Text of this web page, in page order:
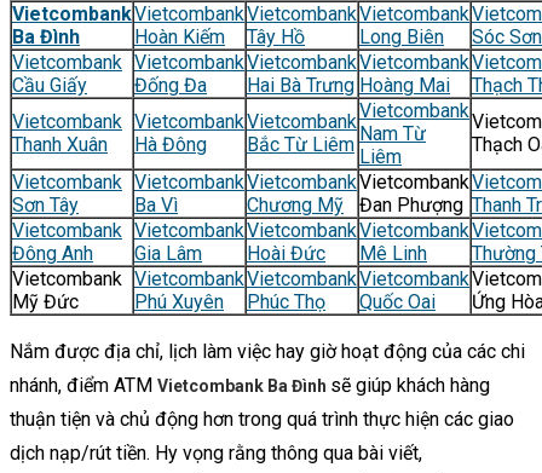
Vietcombank
Ba Đình
Vietcombank
Hoàn Kiếm
Vietcombank
Tây Hồ
Vietcombank
Long Biên
Sóc Sơn
Vietcombank
Cầu Giấy
Vietcombank
Đống Đa
Vietcombank
Hai Bà Trưng
Vietcombank
Hoàng Mai
Thạch
Vietcombank
Thanh Xuân
Vietcombank
Hà Đông
Vietcombank
Bắc Từ Liêm
Vietcombank
Nam Từ
Liêm
Thạch
Vietcombank
Sơn Tây
Vietcombank
Ba Vì
Vietcombank
Chương Mỹ
Vietcombank
Đan Phượng Thanh
Vietcombank
Đông Anh
Vietcombank
Gia Lâm
Vietcombank
Hoài Đức
Vietcombank
Mê Linh
Thường
Vietcombank
Mỹ Đức
Vietcombank
Phú Xuyên
Vietcombank
Phúc Thọ
Vietcombank
Quốc Oai
Ứng
Nắm được địa chỉ, lịch làm việc hay giờ hoạt động của các chi
nhánh, điểm ATM Vietcombank Ba Đình sẽ giúp khách hàng
thuận tiện và chủ động hơn trong quá trình thực hiện các giao
dịch nạp/rút tiền. Hy vọng rằng thông qua bài viết,